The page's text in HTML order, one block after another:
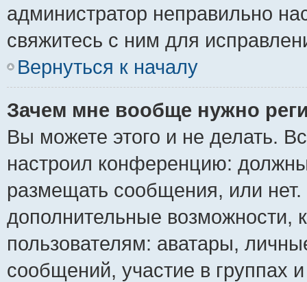
администратор неправильно
свяжитесь с ним для
Вернуться к началу
Зачем мне вообще нужно
Вы можете этого и не делать.
настроил конференцию:
размещать сообщения, или
дополнительные
пользователям: аватары,
сообщений, участие в группах